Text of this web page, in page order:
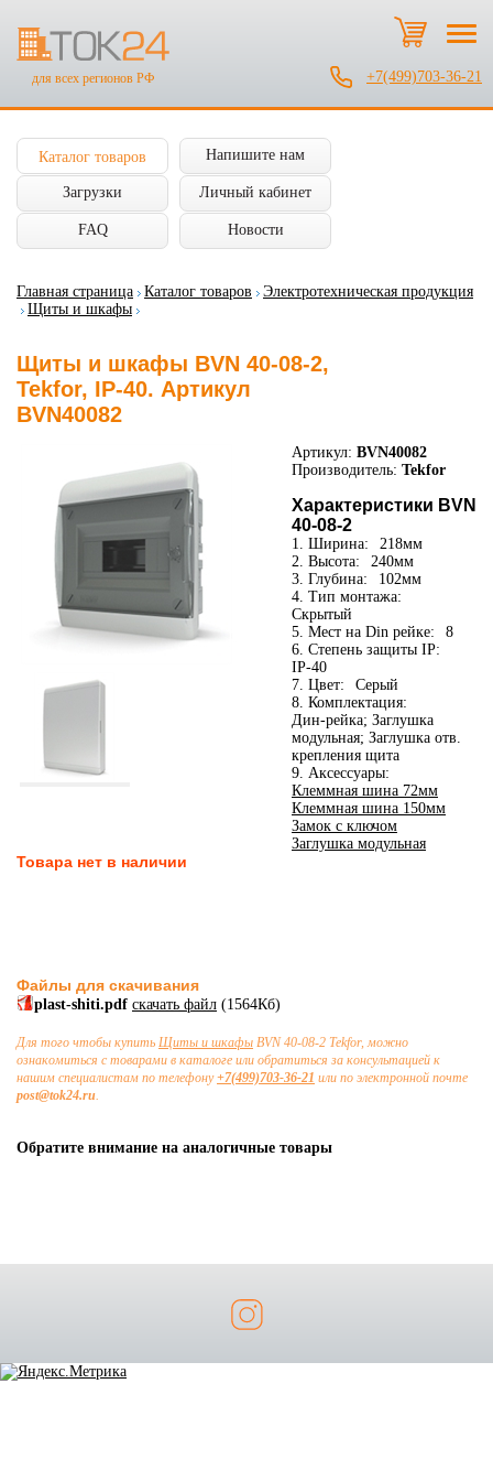
для всех регионов РФ +7(499)703-36-21
Каталог товаров Напишите нам
Загрузки Личный кабинет
FAQ Новости
Главная страница Каталог товаров
Электротехническая продукция
Щиты и шкафы
Щиты и шкафы BVN 40-08-2,
Tekfor, IP-40. Артикул
BVN40082
Артикул: BVN40082
Производитель: Tekfor
Характеристики BVN
40-08-2
1. Ширина:
218мм
2. Высота:
240мм
3. Глубина:
102мм
4. Тип монтажа:
Скрытый
5. Мест на Din рейке:
8
6. Степень защиты IP:
IP-40
7. Цвет:
Серый
8. Комплектация:
Дин-рейка; Заглушка
модульная; Заглушка отв.
крепления щита
9. Аксессуары:
Клеммная шина 72мм
Клеммная шина 150мм
Замок с ключом
Заглушка модульная
Товара нет в наличии
Файлы для скачивания
plast-shiti.pdf скачать файл (1564Кб)
Для того чтобы купить Щиты и шкафы BVN 40-08-2 Tekfor, можно
ознакомиться с товарами в каталоге или обратиться за консультацией к
нашим специалистам по телефону+7(499)703-36-21 или по электронной почте
post@tok24.ru.
Обратите внимание на аналогичные товары